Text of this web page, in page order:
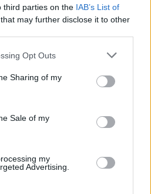
third parties on the IAB’s List of
that may further disclose it to other
Opt Outs
Sharing of my
Sale of my
my
Advertising.
ojos